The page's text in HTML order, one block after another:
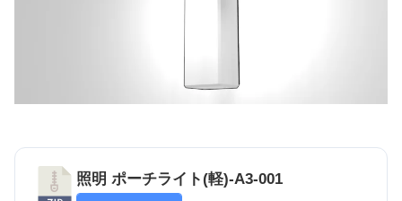
照明 ポーチライト(軽)-A3-001